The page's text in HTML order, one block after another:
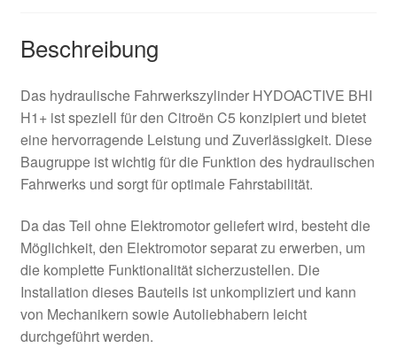
Beschreibung
Das hydraulische Fahrwerkszylinder HYDOACTIVE BHI
H1+ ist speziell für den Citroën C5 konzipiert und bietet
eine hervorragende Leistung und Zuverlässigkeit. Diese
Baugruppe ist wichtig für die Funktion des hydraulischen
Fahrwerks und sorgt für optimale Fahrstabilität.
Da das Teil ohne Elektromotor geliefert wird, besteht die
Möglichkeit, den Elektromotor separat zu erwerben, um
die komplette Funktionalität sicherzustellen. Die
Installation dieses Bauteils ist unkompliziert und kann
von Mechanikern sowie Autoliebhabern leicht
durchgeführt werden.